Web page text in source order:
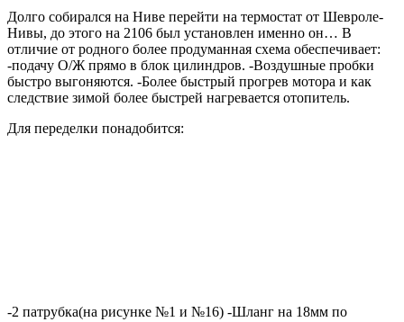
Долго собирался на Ниве перейти на термостат от Шевроле-
Нивы, до этого на 2106 был установлен именно он… В
отличие от родного более продуманная схема обеспечивает:
-подачу О/Ж прямо в блок цилиндров. -Воздушные пробки
быстро выгоняются. -Более быстрый прогрев мотора и как
следствие зимой более быстрей нагревается отопитель.
Для переделки понадобится:
-2 патрубка(на рисунке №1 и №16) -Шланг на 18мм по